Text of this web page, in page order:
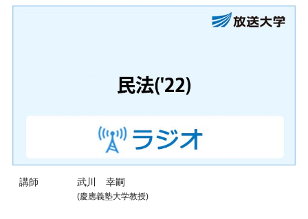
講師 武川 幸嗣
(慶應義塾大学教授)